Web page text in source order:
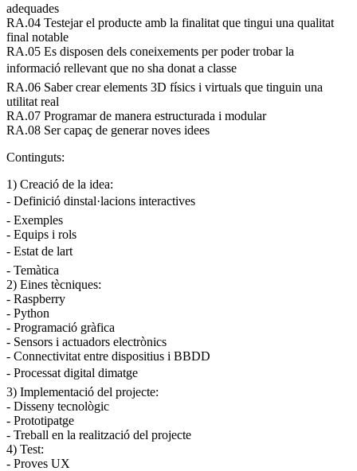
adequades
RA.04 Testejar el producte amb la finalitat que tingui una qualitat
final notable
RA.05 Es disposen dels coneixements per poder trobar la
informació rellevant que no sha donat a classe
RA.06 Saber crear elements 3D físics i virtuals que tinguin una
utilitat real
RA.07 Programar de manera estructurada i modular
RA.08 Ser capaç de generar noves idees
Continguts:
1) Creació de la idea:
- Definició dinstal·lacions interactives
- Exemples
- Equips i rols
- Estat de lart
- Temàtica
2) Eines tècniques:
- Raspberry
- Python
- Programació gràfica
- Sensors i actuadors electrònics
- Connectivitat entre dispositius i BBDD
- Processat digital dimatge
3) Implementació del projecte:
- Disseny tecnològic
- Prototipatge
- Treball en la realització del projecte
4) Test:
- Proves UX